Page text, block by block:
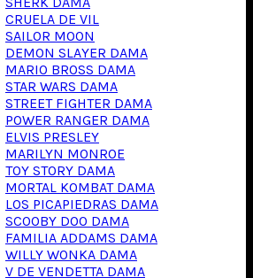
CRUELA DE VIL
SAILOR MOON
DEMON SLAYER DAMA
MARIO BROSS DAMA
STAR WARS DAMA
STREET FIGHTER DAMA
POWER RANGER DAMA
ELVIS PRESLEY
MARILYN MONROE
TOY STORY DAMA
MORTAL KOMBAT DAMA
LOS PICAPIEDRAS DAMA
SCOOBY DOO DAMA
FAMILIA ADDAMS DAMA
WILLY WONKA DAMA
V DE VENDETTA DAMA